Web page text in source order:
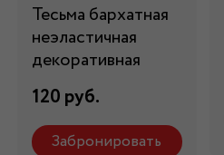
Тесьма бархатная
неэластичная
декоративная
120 руб.
Забронировать